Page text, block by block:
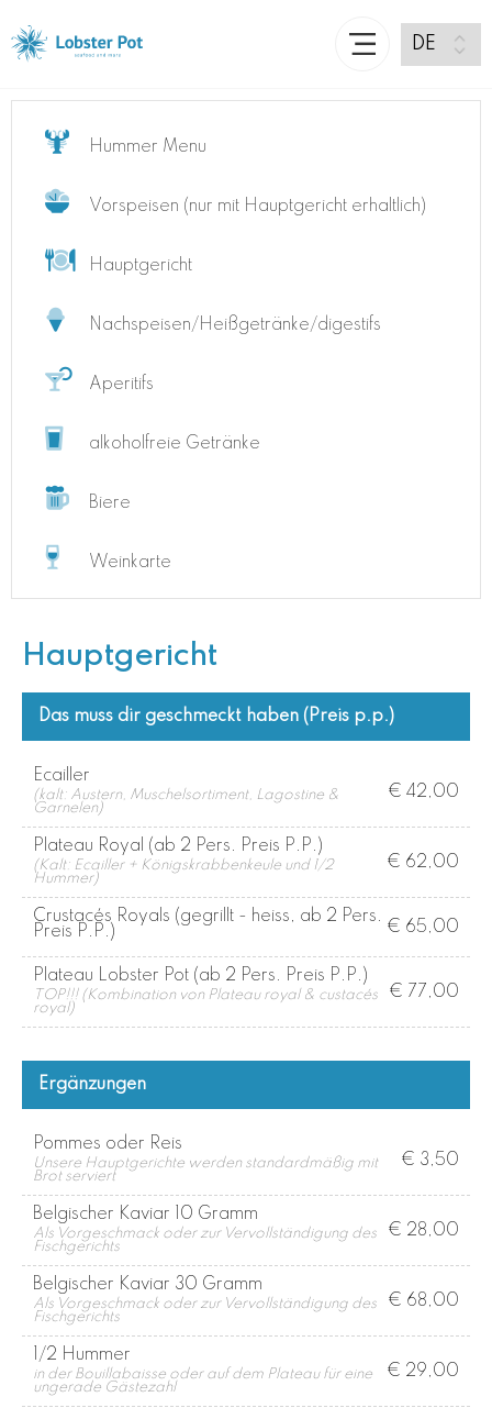
Hummer Menu
Vorspeisen (nur mit Hauptgericht erhaltlich)
Hauptgericht
Nachspeisen/Heißgetränke/digestifs
Aperitifs
alkoholfreie Getränke
Biere
Weinkarte
Hauptgericht
Das muss dir geschmeckt haben (Preis p.p.)
Ecailler
(kalt: Austern, Muschelsortiment, Lagostine &
Garnelen)
€ 42,00
Plateau Royal (ab 2 Pers. Preis P.P.)
(Kalt: Ecailler + Königskrabbenkeule und 1/2
Hummer)
€ 62,00
Crustacés Royals (gegrillt - heiss, ab 2 Pers.
Preis P.P.)
€ 65,00
Plateau Lobster Pot (ab 2 Pers. Preis P.P.)
TOP!!! (Kombination von Plateau royal & custacés
royal)
€ 77,00
Ergänzungen
Pommes oder Reis
Unsere Hauptgerichte werden standardmäßig mit
Brot serviert
€ 3,50
Belgischer Kaviar 10 Gramm
Als Vorgeschmack oder zur Vervollständigung des
Fischgerichts
€ 28,00
Belgischer Kaviar 30 Gramm
Als Vorgeschmack oder zur Vervollständigung des
Fischgerichts
€ 68,00
1/2 Hummer
in der Bouillabaisse oder auf dem Plateau für eine
ungerade Gästezahl
€ 29,00